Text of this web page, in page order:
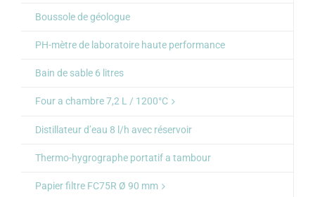
Boussole de géologue
PH-mètre de laboratoire haute performance
Bain de sable 6 litres
Four a chambre 7,2 L / 1200°C
Distillateur d’eau 8 l/h avec réservoir
Thermo-hygrographe portatif a tambour
Papier filtre FC75R Ø 90 mm